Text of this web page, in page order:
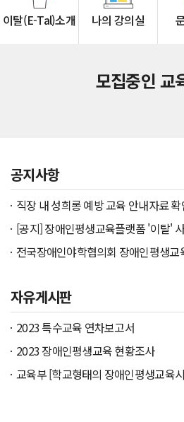
이탈(E-Tal)소개 나의 강의실
모집중인 교
공지사항
직장 내 성희롱 예방 교육 안내자료 확
[공지] 장애인평생교육플랫폼 '이탈'
자유게시판
2023 특수교육 연차보고서​
2023 장애인평생교육 현황조사​